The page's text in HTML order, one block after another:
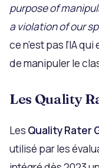
purpose of
a violation of our
ce n’est pas l’IA
de manipuler le
Les Quality
Les Quality Rater
utilisé par les